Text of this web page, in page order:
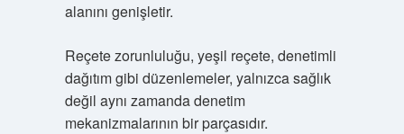
alanını genişletir.
Reçete zorunluluğu, yeşil reçete, denetimli
dağıtım gibi düzenlemeler, yalnızca sağlık
değil aynı zamanda denetim
mekanizmalarının bir parçasıdır.